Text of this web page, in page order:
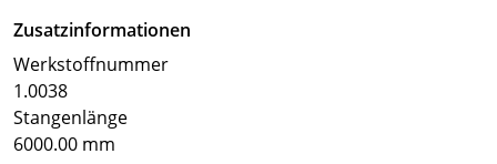
Zusatzinformationen
Werkstoffnummer
1.0038
Stangenlänge
6000.00 mm